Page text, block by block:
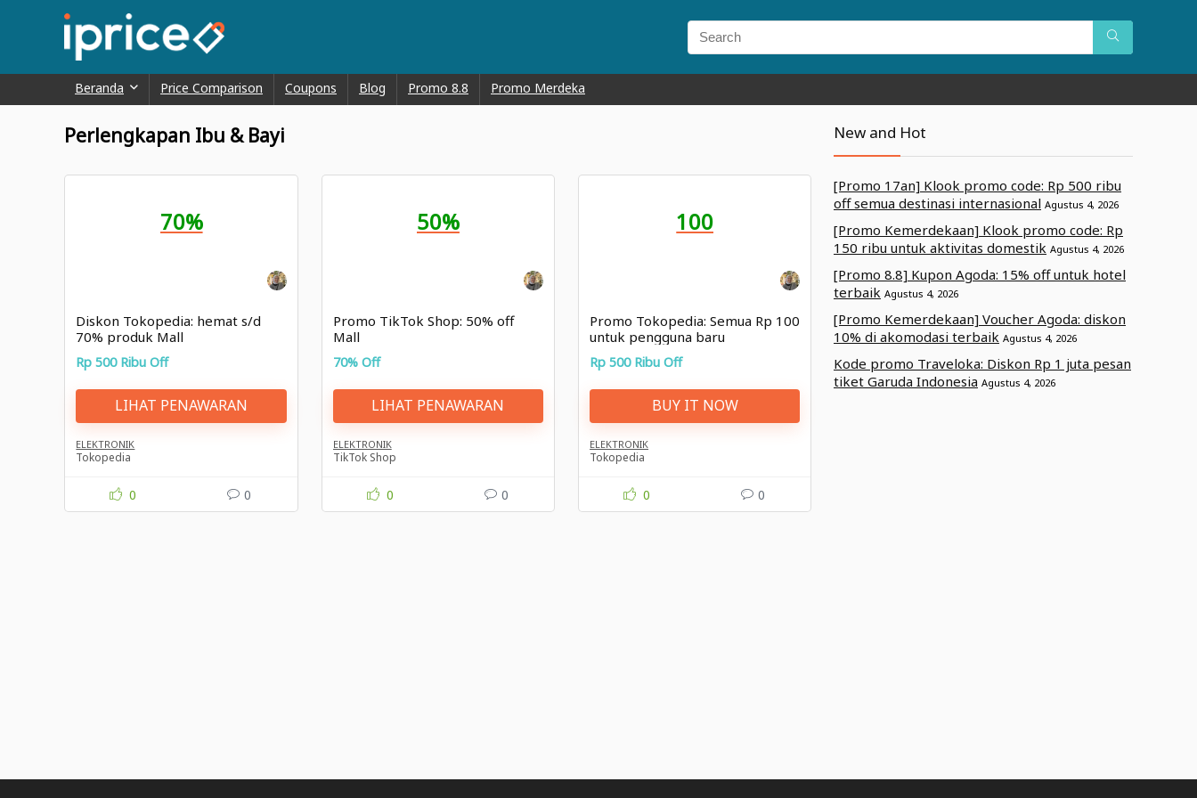
Beranda Price Comparison Coupons Blog Promo 8.8 Promo Merdeka
Perlengkapan Ibu & Bayi
70%
Diskon Tokopedia: hemat s/d
70% produk Mall
Rp 500 Ribu Off
LIHAT PENAWARAN
ELEKTRONIK
Tokopedia
0 0
50%
Promo TikTok Shop: 50% off
Mall
70% Off
LIHAT PENAWARAN
ELEKTRONIK
TikTok Shop
0 0
100
Promo Tokopedia: Semua Rp 100
untuk pengguna baru
Rp 500 Ribu Off
BUY IT NOW
ELEKTRONIK
Tokopedia
0 0
New and Hot
[Promo 17an] Klook promo code: Rp 500 ribu
off semua destinasi internasional Agustus 4, 2026
[Promo Kemerdekaan] Klook promo code: Rp
150 ribu untuk aktivitas domestik Agustus 4, 2026
[Promo 8.8] Kupon Agoda: 15% off untuk hotel
terbaik Agustus 4, 2026
[Promo Kemerdekaan] Voucher Agoda: diskon
10% di akomodasi terbaik Agustus 4, 2026
Kode promo Traveloka: Diskon Rp 1 juta pesan
tiket Garuda Indonesia Agustus 4, 2026